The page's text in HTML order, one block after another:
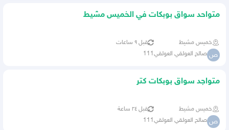
متواحد سواق بوبكات في الخميس مشيط
خميس مشيط قبل ٩ ساعات
ص صالح العولقي العولقي111
متواجد سواق بوبكات كتر
خميس مشيط قبل ٢٤ ساعة
ص صالح العولقي العولقي111